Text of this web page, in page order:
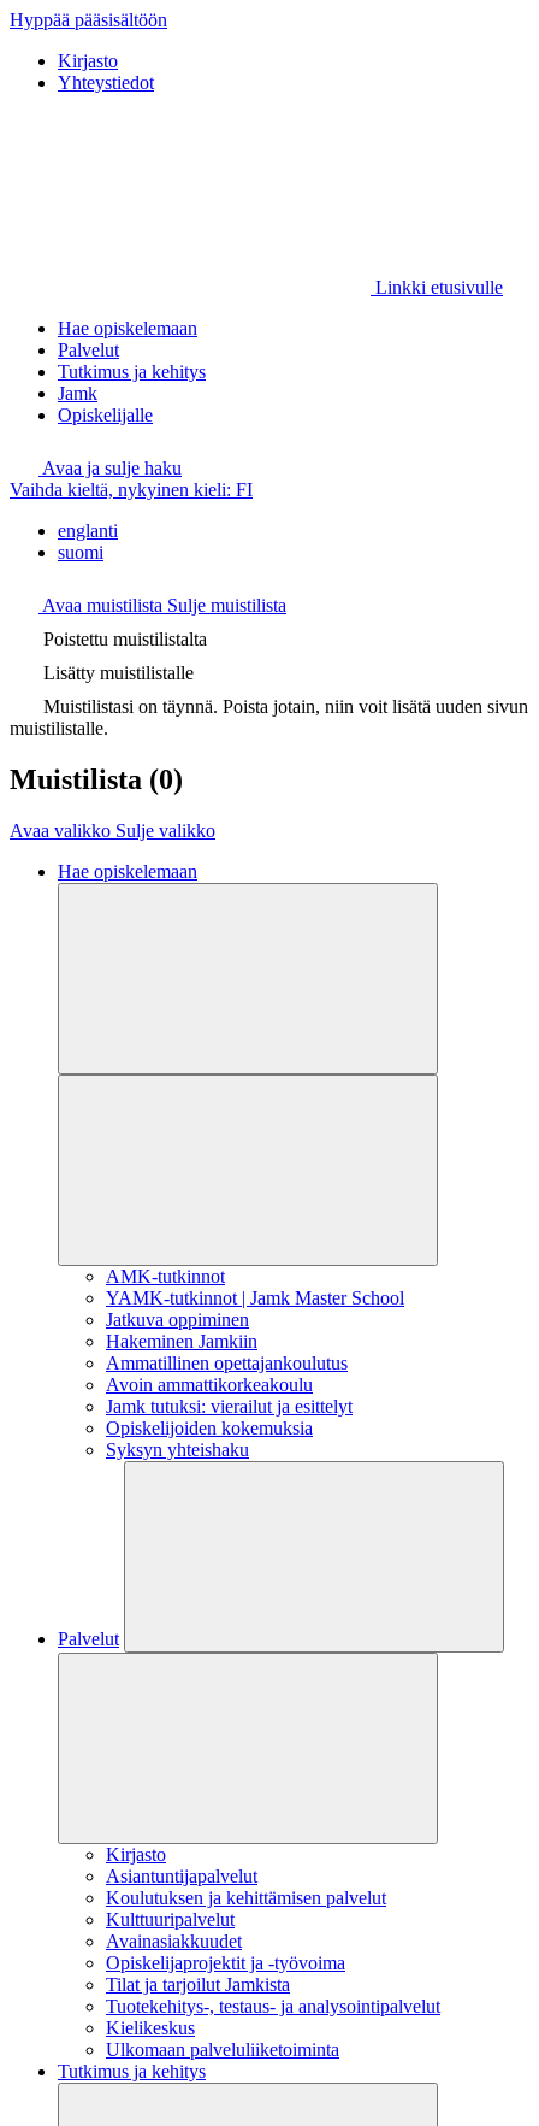
Hyppää pääsisältöön
Kirjasto
Yhteystiedot
Linkki etusivulle
Hae opiskelemaan
Palvelut
Tutkimus ja kehitys
Jamk
Opiskelijalle
Avaa ja sulje haku
Vaihda kieltä, nykyinen kieli: FI
englanti
suomi
Avaa muistilista Sulje muistilista
Poistettu muistilistalta
Lisätty muistilistalle
Muistilistasi on täynnä. Poista jotain, niin voit lisätä uuden sivun
muistilistalle.
Muistilista (0)
Avaa valikko Sulje valikko
Hae opiskelemaan
AMK-tutkinnot
YAMK-tutkinnot | Jamk Master School
Jatkuva oppiminen
Hakeminen Jamkiin
Ammatillinen opettajankoulutus
Avoin ammattikorkeakoulu
Jamk tutuksi: vierailut ja esittelyt
Opiskelijoiden kokemuksia
Syksyn yhteishaku
Palvelut
Kirjasto
Asiantuntijapalvelut
Koulutuksen ja kehittämisen palvelut
Kulttuuripalvelut
Avainasiakkuudet
Opiskelijaprojektit​ ja -työvoima
Tilat ja tarjoilut Jamkista
Tuotekehitys-, testaus- ja analysointipalvelut
Kielikeskus
Ulkomaan palveluliiketoiminta
Tutkimus ja kehitys